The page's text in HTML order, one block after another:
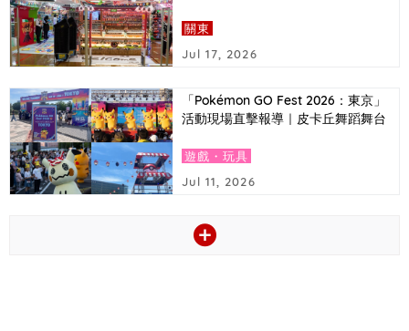
值優惠券大公開！
關東
Jul 17, 2026
「Pokémon GO Fest 2026：東京」
活動現場直擊報導｜皮卡丘舞蹈舞台
遊戲・玩具
Jul 11, 2026